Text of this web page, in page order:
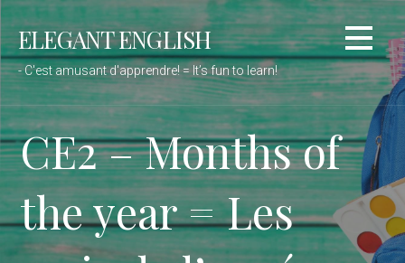
Passer
au
contenu
ELEGANT ENGLISH
- C'est amusant d'apprendre! = It’s fun to learn!
CE2 – Months of
the year = Les